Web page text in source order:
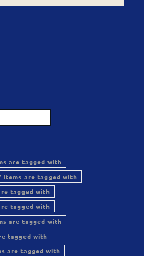
are tagged with
items are tagged with
tagged with
tagged with
are tagged with
tagged with
are tagged with